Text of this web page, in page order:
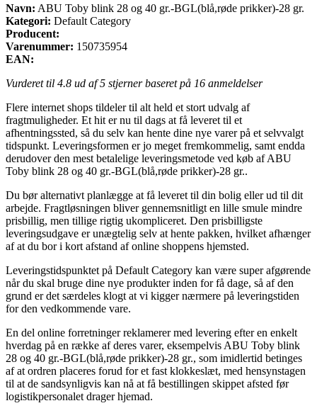
Navn: ABU Toby blink 28 og 40 gr.-BGL(blå,røde prikker)-28 gr.
Kategori: Default Category
Producent:
Varenummer: 150735954
EAN:
Vurderet til 4.8 ud af 5 stjerner baseret på 16 anmeldelser
Flere internet shops tildeler til alt held et stort udvalg af
fragtmuligheder. Et hit er nu til dags at få leveret til et
afhentningssted, så du selv kan hente dine nye varer på et selvvalgt
tidspunkt. Leveringsformen er jo meget fremkommelig, samt endda
derudover den mest betalelige leveringsmetode ved køb af ABU
Toby blink 28 og 40 gr.-BGL(blå,røde prikker)-28 gr..
Du bør alternativt planlægge at få leveret til din bolig eller ud til dit
arbejde. Fragtløsningen bliver gennemsnitligt en lille smule mindre
prisbillig, men tillige rigtig ukompliceret. Den prisbilligste
leveringsudgave er unægtelig selv at hente pakken, hvilket afhænger
af at du bor i kort afstand af online shoppens hjemsted.
Leveringstidspunktet på Default Category kan være super afgørende
når du skal bruge dine nye produkter inden for få dage, så af den
grund er det særdeles klogt at vi kigger nærmere på leveringstiden
for den vedkommende vare.
En del online forretninger reklamerer med levering efter en enkelt
hverdag på en række af deres varer, eksempelvis ABU Toby blink
28 og 40 gr.-BGL(blå,røde prikker)-28 gr., som imidlertid betinges
af at ordren placeres forud for et fast klokkeslæt, med hensynstagen
til at de sandsynligvis kan nå at få bestillingen skippet afsted før
logistikpersonalet drager hjemad.